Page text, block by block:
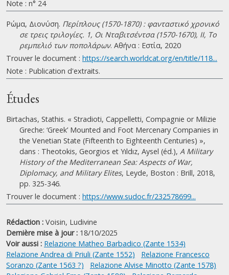
Note : n° 24
Ρώμα, Διονύση. Περίπλους (1570-1870) : φανταστικό χρονικό
σε τρεις τριλογίες. 1, Οι Νταβιτσέντσα (1570-1670), II, Το
ρεμπελιό των ποπολάρων. Αθήνα : Εστία, 2020
Trouver le document : https://search.worldcat.org/en/title/118...
Note : Publication d'extraits.
Études
Birtachas, Stathis. « Stradioti, Cappelletti, Compagnie or Milizie
Greche: ‘Greek’ Mounted and Foot Mercenary Companies in
the Venetian State (Fifteenth to Eighteenth Centuries) »,
dans : Theotokis, Georgios et Yıldız, Aysel (éd.), A Military
History of the Mediterranean Sea: Aspects of War,
Diplomacy, and Military Elites, Leyde, Boston : Brill, 2018,
pp. 325-346.
Trouver le document : https://www.sudoc.fr/232578699...
Rédaction : Voisin, Ludivine
Dernière mise à jour : 18/10/2025
Voir aussi : Relazione Matheo Barbadico (Zante 1534)
Relazione Andrea di Priuli (Zante 1552)
Relazione Francesco
Soranzo (Zante 1563 ?)
Relazione Alvise Minotto (Zante 1578)